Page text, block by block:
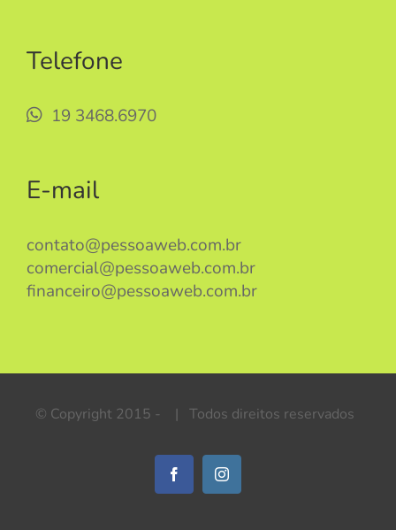
Telefone
19 3468.6970
E-mail
contato@pessoaweb.com.br
comercial@pessoaweb.com.br
financeiro@pessoaweb.com.br
© Copyright 2015 - | Todos direitos reservados
FacebookInstagram